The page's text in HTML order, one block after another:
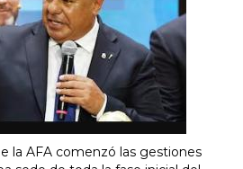
la AFA comenzó las gestiones